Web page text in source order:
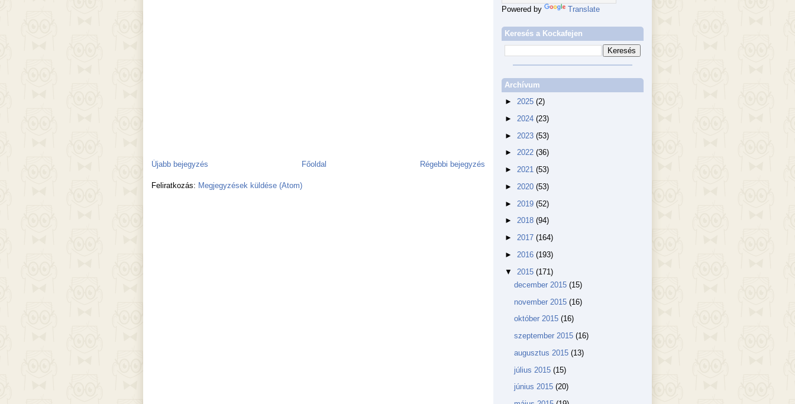
Újabb bejegyzés Régebbi bejegyzés
Főoldal
Feliratkozás: Megjegyzések küldése (Atom)
Powered by Translate
Keresés a Kockafejen
Archívum
► 2025 (2)
► 2024 (23)
► 2023 (53)
► 2022 (36)
► 2021 (53)
► 2020 (53)
► 2019 (52)
► 2018 (94)
► 2017 (164)
► 2016 (193)
▼ 2015 (171)
december 2015 (15)
november 2015 (16)
október 2015 (16)
szeptember 2015 (16)
augusztus 2015 (13)
július 2015 (15)
június 2015 (20)